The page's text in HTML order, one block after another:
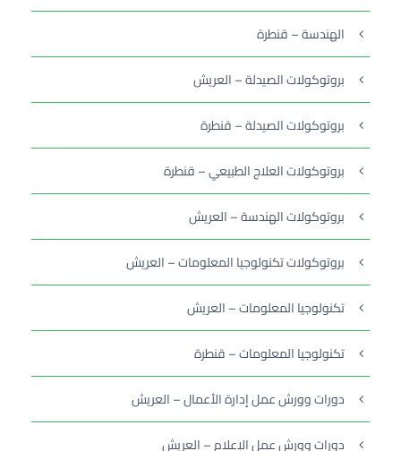
الهندسة – قنطرة
بروتوكولات الصيدلة – العريش
بروتوكولات الصيدلة – قنطرة
بروتوكولات العلاج الطبيعي – قنطرة
بروتوكولات الهندسة – العريش
بروتوكولات تكنولوجيا المعلومات – العريش
تكنولوجيا المعلومات – العريش
تكنولوجيا المعلومات – قنطرة
دورات وورش عمل إدارة الأعمال – العريش
دورات وورش عمل الإعلام – العريش